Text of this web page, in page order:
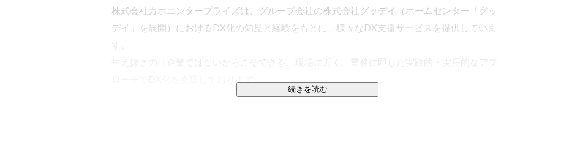
株式会社カホエンタープライズは、グループ会社の株式会社グッデイ（ホームセンター「グッ
デイ」を展開）におけるDX化の知見と経験をもとに、様々なDX支援サービスを提供していま
す。
生え抜きのIT企業ではないからこそできる、現場に近く、業務に即した実践的・実用的なアプ
続きを読む